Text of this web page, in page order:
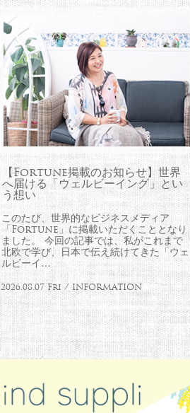
【Fortune掲載のお知らせ】世界
へ届ける「ウェルビーイング」とい
う想い
このたび、世界的なビジネスメディア
「Fortune」に掲載いただくこととなり
ました。 今回の記事では、私がこれまで
北欧で学び、日本で伝え続けてきた「ウェ
ルビーイ…
2026.08.07 Fri / INFORMATION